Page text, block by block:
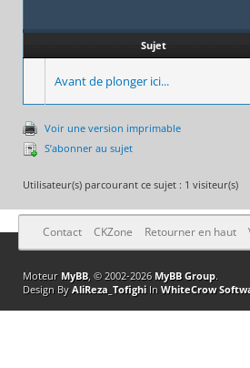
Sujet
Avant de plonger ici...
Voir une version imprimable
S’abonner au sujet
Utilisateur(s) parcourant ce sujet : 1 visiteur(s)
Contact CKZone Retourner en haut
Moteur MyBB, © 2002-2026 MyBB Group.
Design By AliReza_TofighiIn WhiteCrow